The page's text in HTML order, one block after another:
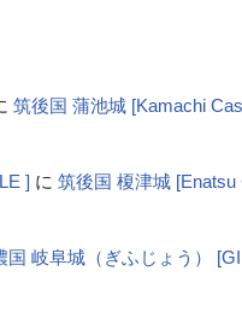
筑後国 蒲池城 [Kamachi
] に 筑後国 榎津城 [Enatsu
国 岐阜城（ぎふじょう）